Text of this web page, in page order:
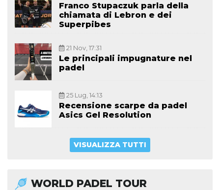
Franco Stupaczuk parla della
chiamata di Lebron e dei
Superpibes
21 Nov, 17:31
Le principali impugnature nel
padel
25 Lug, 14:13
Recensione scarpe da padel
Asics Gel Resolution
VISUALIZZA TUTTI
WORLD PADEL TOUR